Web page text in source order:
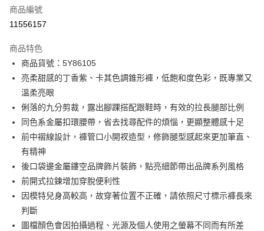
信用卡分期付款
合作金庫商業銀行
華南商業銀行
上海商業儲蓄銀行
台北富邦商業銀行
國泰世華商業銀行
臺灣中小企業銀行
台中商業銀行
匯豐（台灣）商業銀行
華泰商業銀行
聯邦商業銀行
遠東國際商業銀行
元大商業銀行
永豐商業銀行
玉山商業銀行
台新國際商業銀行
中國信託商業銀行
台灣樂天信用卡公司
LINE Pay
Apple Pay
街口支付
AFTEE先享後付
相關說明
【關於「AFTEE先享後付」】
AFTEE先享後付是「在收到商品之後才付款」的支付方式。 讓您購物簡單
便利好安心！
１．簡單：不需註冊會員、不需綁卡、不需儲值。
２．便利：只要手機號碼，簡訊認證，即可結帳。
【「AFTEE先享後付」結帳流程】
付款後全家FamilyMart取貨
每筆NT$90，滿NT$3,600(含以上)免運費
商品編號
11556157
商品特色
商品貨號：5Y86105
亮柔甜感的丁香紫、卡其色調錐形褲，低飽和度色彩，既專業又
溫柔亮眼
俐落的九分剪裁，露出腳踝搭配跟鞋時，有效的拉長腿部比例
同色系金屬扣環腰帶，省去找尋配件的煩惱，更顯整體感十足
前中褶線設計，褲管口小開衩造型，修飾腿型感起來更加筆直、
有精神
後口袋邊金屬鏤空品牌飾片裝飾，點亮細節帶出品牌系列風格
前開式拉鍊增加穿脫便利性
因模特兒身高較高，故穿著位置不正確，請依照尺寸標示褲長來
判斷
圖檔顏色會因拍攝過程、光源及個人使用之螢幕不同而有所差